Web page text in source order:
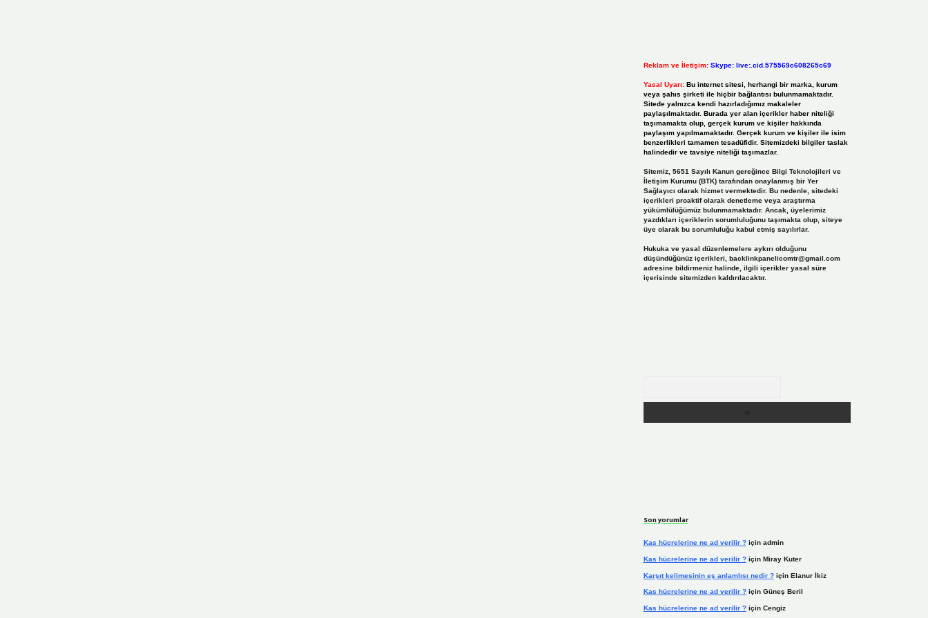
Reklam ve İletişim: Skype: live:.cid.575569c608265c69
Yasal Uyarı: Bu internet sitesi, herhangi bir marka, kurum
veya şahıs şirketi ile hiçbir bağlantısı bulunmamaktadır.
Sitede yalnızca kendi hazırladığımız makaleler
paylaşılmaktadır. Burada yer alan içerikler haber niteliği
taşımamakta olup, gerçek kurum ve kişiler hakkında
paylaşım yapılmamaktadır. Gerçek kurum ve kişiler ile isim
benzerlikleri tamamen tesadüfidir. Sitemizdeki bilgiler taslak
halindedir ve tavsiye niteliği taşımazlar.
Sitemiz, 5651 Sayılı Kanun gereğince Bilgi Teknolojileri ve
İletişim Kurumu (BTK) tarafından onaylanmış bir Yer
Sağlayıcı olarak hizmet vermektedir. Bu nedenle, sitedeki
içerikleri proaktif olarak denetleme veya araştırma
yükümlülüğümüz bulunmamaktadır. Ancak, üyelerimiz
yazdıkları içeriklerin sorumluluğunu taşımakta olup, siteye
üye olarak bu sorumluluğu kabul etmiş sayılırlar.
Hukuka ve yasal düzenlemelere aykırı olduğunu
düşündüğünüz içerikleri, backlinkpanelicomtr@gmail.com
adresine bildirmeniz halinde, ilgili içerikler yasal süre
içerisinde sitemizden kaldırılacaktır.
Son yorumlar
Kas hücrelerine ne ad verilir ?için admin
Kas hücrelerine ne ad verilir ?için Miray Kuter
Karşıt kelimesinin eş anlamlısı nedir ?için Elanur İkiz
Kas hücrelerine ne ad verilir ?için Güneş Beril
Kas hücrelerine ne ad verilir ?için Cengiz